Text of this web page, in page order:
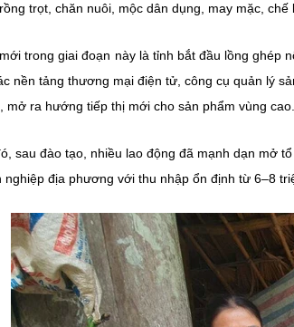
trọt, chăn nuôi, mộc dân dụng, may mặc,
trong giai đoạn này là tỉnh bắt đầu lồng ghép
nền tảng thương mại điện tử, công cụ quản lý
mở ra hướng tiếp thị mới cho sản phẩm vùng cao.
sau đào tạo, nhiều lao động đã mạnh dạn mở
nghiệp địa phương với thu nhập ổn định từ 6–8